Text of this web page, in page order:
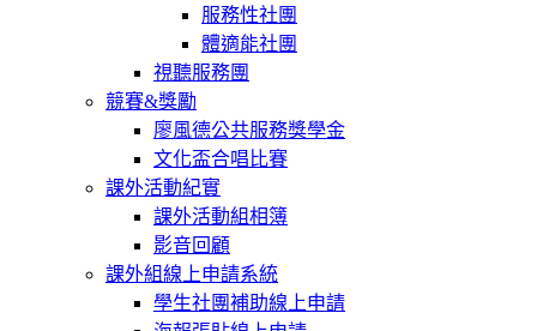
服務性社團
體適能社團
視聽服務團
競賽&獎勵
廖風德公共服務獎學金
文化盃合唱比賽
課外活動紀實
課外活動組相簿
影音回顧
課外組線上申請系統
學生社團補助線上申請